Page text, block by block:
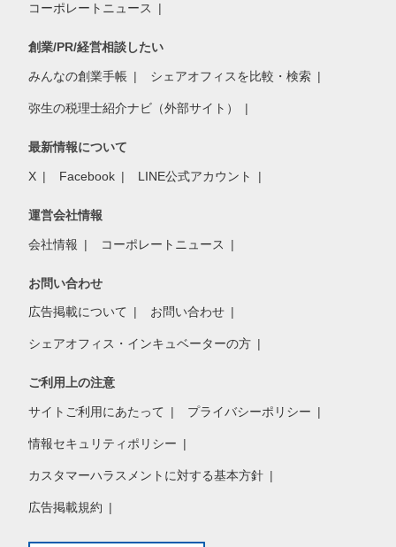
コーポレートニュース
創業/PR/経営相談したい
みんなの創業手帳 シェアオフィスを比較・検索
弥生の税理士紹介ナビ（外部サイト）
最新情報について
X Facebook LINE公式アカウント
運営会社情報
会社情報 コーポレートニュース
お問い合わせ
広告掲載について お問い合わせ
シェアオフィス・インキュベーターの方
ご利用上の注意
サイトご利用にあたって プライバシーポリシー
情報セキュリティポリシー
カスタマーハラスメントに対する基本方針
広告掲載規約